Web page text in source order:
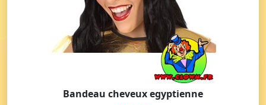
Bandeau cheveux egyptienne